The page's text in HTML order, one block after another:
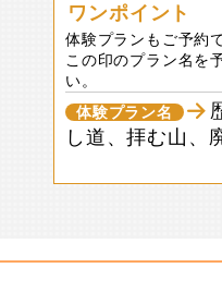
ワンポイント
体験プランもご予約
この印のプラン名を
い。
体験プラン名
し道、拝む山、